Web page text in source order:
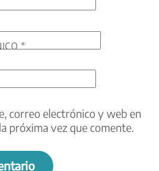
*
correo electrónico y web en
próxima vez que comente.